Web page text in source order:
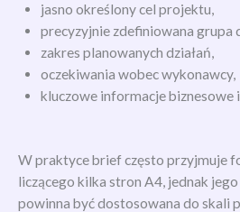
jasno określony cel projektu,
precyzyjnie zdefiniowana grupa
zakres planowanych działań,
oczekiwania wobec wykonawcy,
kluczowe informacje biznesowe
W praktyce brief często przyjmuje
liczącego kilka stron A4, jednak jego
powinna być dostosowana do skali